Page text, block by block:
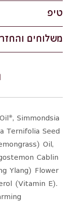
טיפ
משלוחים
Simmondsia
Ternifolia Seed
Oil,
Cablin
Ylang) Flower
(Vitamin E).